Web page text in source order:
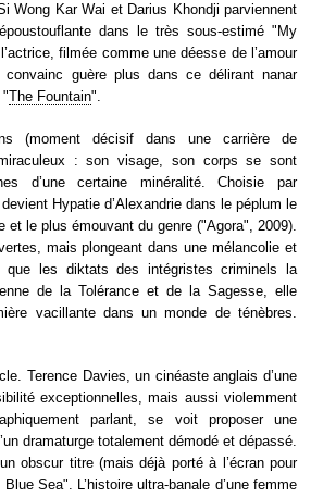
Wong Kar Wai et Darius Khondji parviennent
dans le très sous-estimé "My
filmée comme une déesse de l’amour
convainc guère plus dans ce délirant nanar
"The Fountain".
(moment décisif dans une carrière de
: son visage, son corps se sont
d’une certaine minéralité. Choisie par
devient Hypatie d’Alexandrie dans le péplum le
et le plus émouvant du genre ("Agora", 2009).
mais plongeant dans une mélancolie et
que les diktats des intégristes criminels la
de la Tolérance et de la Sagesse, elle
vacillante dans un monde de ténèbres.
Terence Davies, un cinéaste anglais d’une
exceptionnelles, mais aussi violemment
parlant, se voit proposer une
dramaturge totalement démodé et dépassé.
obscur titre (mais déjà porté à l’écran pour
Sea". L’histoire ultra-banale d’une femme